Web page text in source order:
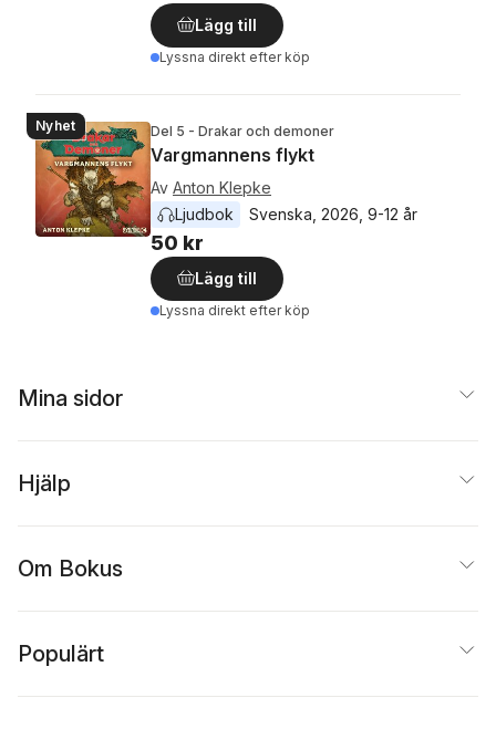
Lägg till
Lyssna direkt efter köp
Nyhet Del 5 - Drakar och demoner
Vargmannens flykt
Av Anton Klepke
Ljudbok
Svenska 2026 9-12 år
50 kr
Lägg till
Lyssna direkt efter köp
Mina sidor
Hjälp
Om Bokus
Populärt